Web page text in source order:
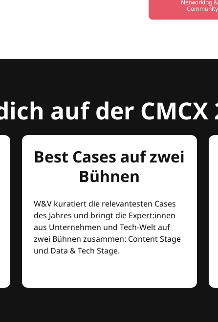
Networking &
Community
auf der CMCX
Best Cases auf zwei
Bühnen
W&V kuratiert die relevantesten Cases
des Jahres und bringt die Expert:innen
aus Unternehmen und Tech-Welt auf
zwei Bühnen zusammen: Content Stage
und Data & Tech Stage.